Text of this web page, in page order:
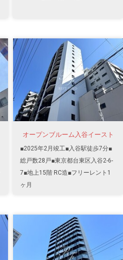
オープンブルーム入谷イースト
■2025年2月竣工■入谷駅徒歩7分■
総戸数28戸■東京都台東区入谷2-6-
7■地上15階 RC造■フリーレント1
ヶ月